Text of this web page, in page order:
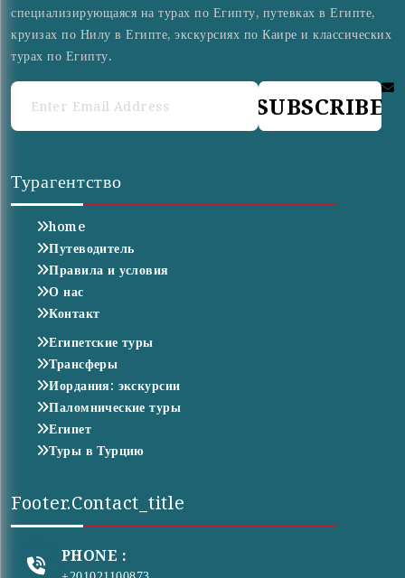
специализирующаяся на турах по Египту, путевках в Египте,
круизах по Нилу в Египте, экскурсиях по Каире и классических
турах по Египту.
SUBSCRIBE
Турагентство
home
Путеводитель
Правила и условия
О нас
Контакт
Египетские туры
Трансферы
Иордания: экскурсии
Паломнические туры
Египет
Туры в Турцию
Footer.contact_title
PHONE :